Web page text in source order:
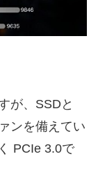
が、SSDと
ンを備えてい
PCIe 3.0で